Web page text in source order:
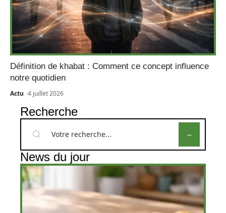
Définition de khabat : Comment ce concept influence
notre quotidien
Actu 4 juillet 2026
Recherche
News du jour